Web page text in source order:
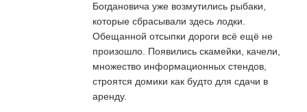
Богдановича уже возмутились рыбаки,
которые сбрасывали здесь лодки.
Обещанной отсыпки дороги всё ещё не
произошло. Появились скамейки, качели,
множество информационных стендов,
строятся домики как будто для сдачи в
аренду.